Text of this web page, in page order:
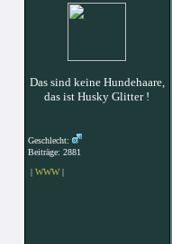
Das sind keine Hundehaare,
das ist Husky Glitter !
Geschlecht:
Beiträge: 2881
| WWW|